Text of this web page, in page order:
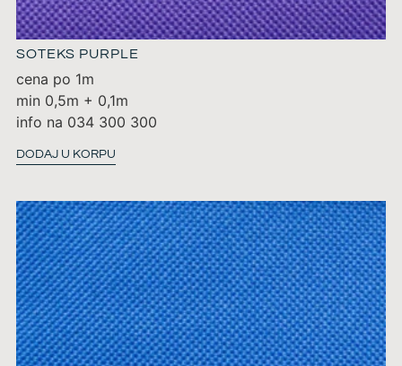
SOTEKS PURPLE
cena po 1m
min 0,5m + 0,1m
info na 034 300 300
DODAJ U KORPU